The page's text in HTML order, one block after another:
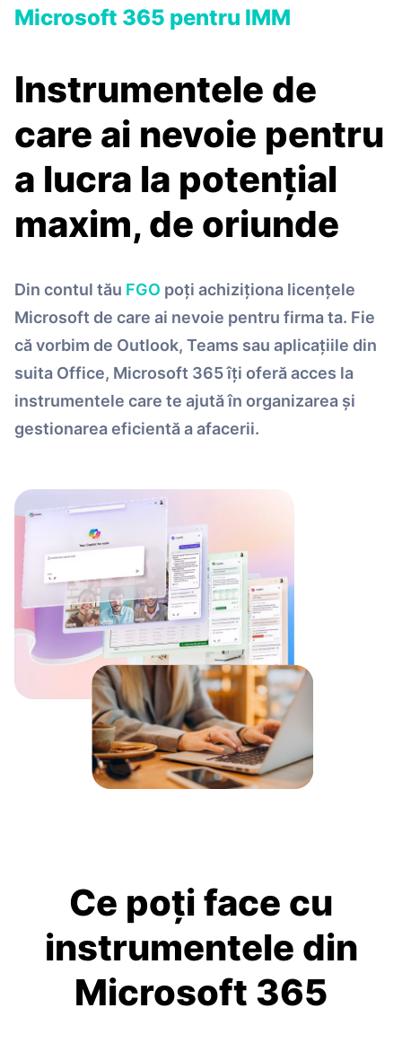
Microsoft 365 pentru IMM
Instrumentele de
care ai nevoie pentru
a lucra la potențial
maxim, de oriunde
Din contul tău FGO poți achiziționa licențele
Microsoft de care ai nevoie pentru firma ta. Fie
că vorbim de Outlook, Teams sau aplicațiile din
suita Office, Microsoft 365 îți oferă acces la
instrumentele care te ajută în organizarea și
gestionarea eficientă a afacerii.
Ce poți face cu
instrumentele din
Microsoft 365